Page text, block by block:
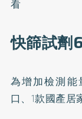
看
快篩試劑
為增加檢測
口、1款國產居